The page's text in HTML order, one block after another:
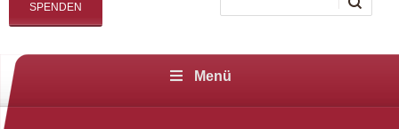
SPENDEN
Menü